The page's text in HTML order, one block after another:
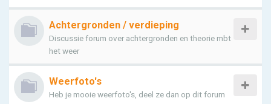
Achtergronden / verdieping
Discussie forum over achtergronden en theorie mbt
het weer
Weerfoto's
Heb je mooie weerfoto's, deel ze dan op dit forum